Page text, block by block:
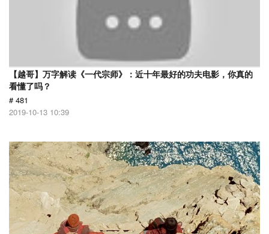
【越哥】万字解读《一代宗师》：近十年最好的功夫电影，你真的
看懂了吗？
# 481
2019-10-13 10:39